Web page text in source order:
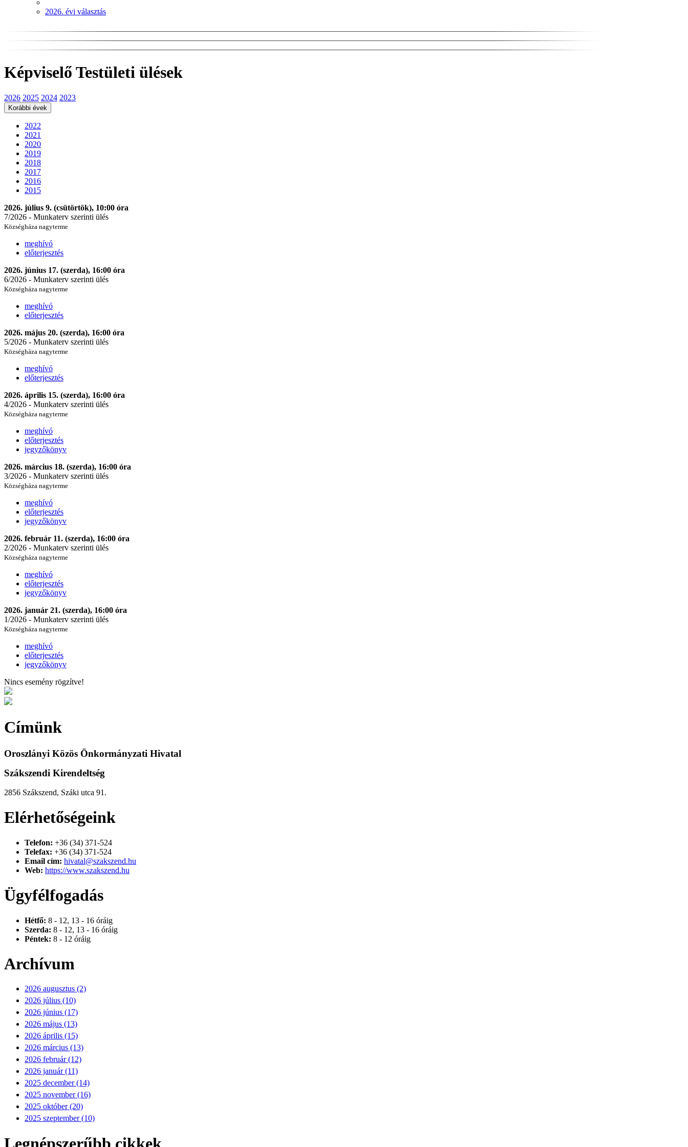
2026. évi választás
Képviselő Testületi ülések
2026 2025 2024 2023
Korábbi évek
2022
2021
2020
2019
2018
2017
2016
2015
2026. július 9. (csütörtök), 10:00 óra
7/2026 - Munkaterv szerinti ülés
Községháza nagyterme
meghívó
előterjesztés
2026. június 17. (szerda), 16:00 óra
6/2026 - Munkaterv szerinti ülés
Községháza nagyterme
meghívó
előterjesztés
2026. május 20. (szerda), 16:00 óra
5/2026 - Munkaterv szerinti ülés
Községháza nagyterme
meghívó
előterjesztés
2026. április 15. (szerda), 16:00 óra
4/2026 - Munkaterv szerinti ülés
Községháza nagyterme
meghívó
előterjesztés
jegyzőkönyv
2026. március 18. (szerda), 16:00 óra
3/2026 - Munkaterv szerinti ülés
Községháza nagyterme
meghívó
előterjesztés
jegyzőkönyv
2026. február 11. (szerda), 16:00 óra
2/2026 - Munkaterv szerinti ülés
Községháza nagyterme
meghívó
előterjesztés
jegyzőkönyv
2026. január 21. (szerda), 16:00 óra
1/2026 - Munkaterv szerinti ülés
Községháza nagyterme
meghívó
előterjesztés
jegyzőkönyv
Nincs esemény rögzítve!
Címünk
Oroszlányi Közös Önkormányzati Hivatal
Szákszendi Kirendeltség
2856 Szákszend, Száki utca 91.
Elérhetőségeink
Telefon: +36 (34) 371-524
Telefax: +36 (34) 371-524
Email cím: hivatal@szakszend.hu
Web: https://www.szakszend.hu
Ügyfélfogadás
Hétfő: 8 - 12, 13 - 16 óráig
Szerda: 8 - 12, 13 - 16 óráig
Péntek: 8 - 12 óráig
Archívum
2026 augusztus (2)
2026 július (10)
2026 június (17)
2026 május (13)
2026 április (15)
2026 március (13)
2026 február (12)
2026 január (11)
2025 december (14)
2025 november (16)
2025 október (20)
2025 szeptember (10)